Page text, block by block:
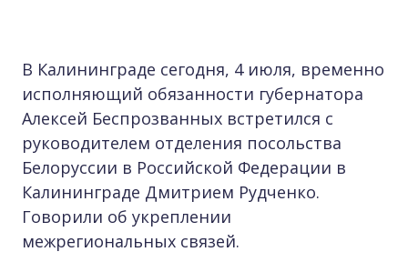
В Калининграде сегодня, 4 июля, временно
исполняющий обязанности губернатора
Алексей Беспрозванных встретился с
руководителем отделения посольства
Белоруссии в Российской Федерации в
Калининграде Дмитрием Рудченко.
Говорили об укреплении
межрегиональных связей.